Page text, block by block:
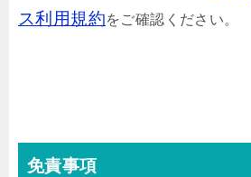
ス利用規約をご確認ください。
免責事項